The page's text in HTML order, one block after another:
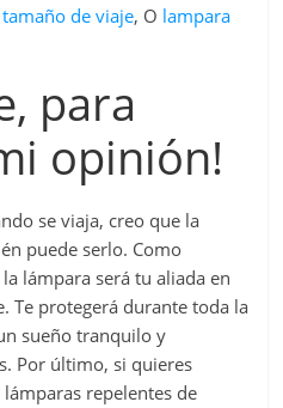
de viaje, O lampara
para
opinión!
se viaja, creo que la
puede serlo. Como
lámpara será tu aliada en
Te protegerá durante toda la
sueño tranquilo y
Por último, si quieres
repelentes de